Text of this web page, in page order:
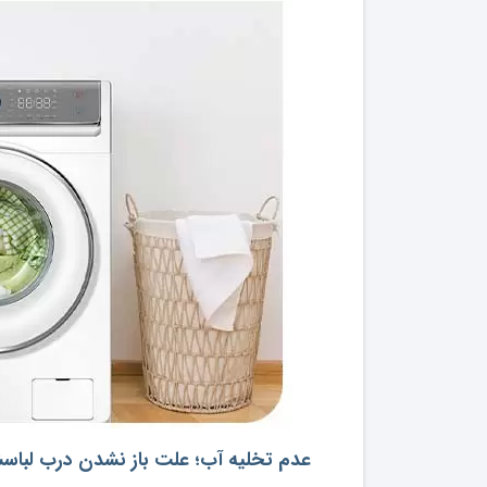
عدم تخلیه آب؛ علت باز نشدن درب